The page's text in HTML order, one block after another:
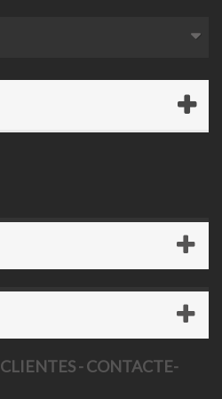
- CONTACTE-